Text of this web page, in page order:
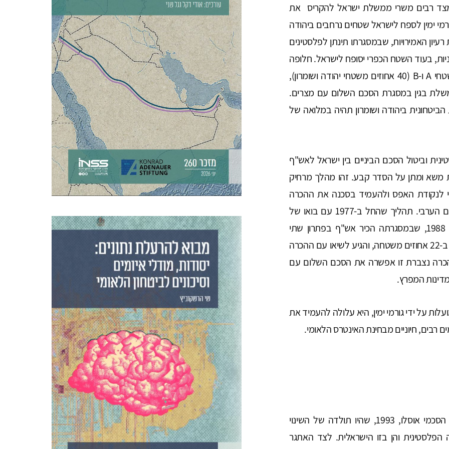
רבים משרי ממשלת ישראל להקריס את
ימין לספח לישראל שטחים נרחבים ביהודה
האמירויות, שבמסגרתו תינתן לפלסטינים
בעוד השטח הכפרי יסופח לישראל. חלופה
נוספת היא שליטה אזרחית עצמאית פלסטינית בשטחי A ו-B (40 אחוזים משטחי יהודה ושומרון),
בגין במסגרת הסכם השלום עם מצרים.
ביהודה ושומרון תהיה במלואה של
וביטול הסכם הביניים בין ישראל לאש"ף
משא ומתן על הסדר קבע. זהו מהלך מרחיק
לנקודת האפס ולהעמיד בסכנה את ההכרה
האזורית בישראל וההשלמה עם קיומה מצד העולם הערבי. תהליך שהחל ב-1977 עם בואו של
הנשיא סאדאת לישראל המשיך בהכרזת אלג'יר 1988, שבמסגרתה הכיר אש"ף בפתרון שתי
מדינות תוך וויתור על "פלסטין הגדולה" והסתפקות ב-22 אחוזים משטחה, והגיע לשיאו עם ההכרה
בישראל בהסכם העקרונות מ-1993. הכרה נצברת זו אפשרה את הסכם השלום עם
המפרץ.
על ידי גורמי ימין, היא עלולה להעמיד את
רבים, חיוניים מבחינת האינטרס הלאומי.
כוננה בעקבות החתימה על הסכמי אוסלו, 1993, שהיו תולדה של השינוי
והן בזו הישראלית. לצד האתגר